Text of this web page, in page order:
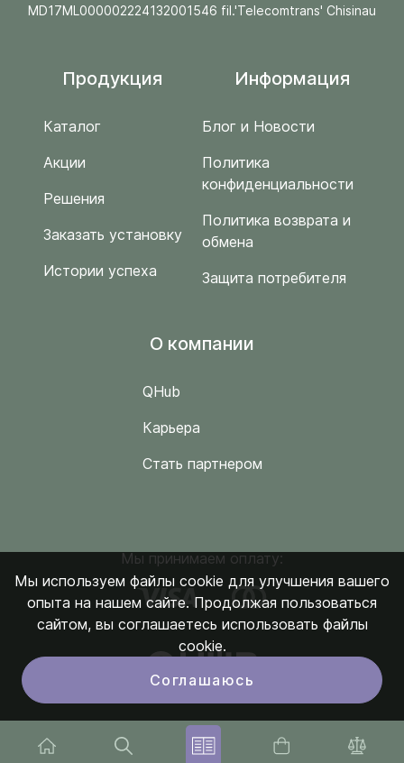
MD17ML000002224132001546 fil.'Telecomtrans' Chisinau
Продукция
Каталог
Акции
Решения
Заказать установку
Истории успеха
Информация
Блог и Новости
Политика
конфиденциальности
Политика возврата и
обмена
Защита потребителя
O компании
QHub
Карьера
Стать партнером
Мы принимаем оплату:
Мы используем файлы cookie для улучшения вашего
опыта на нашем сайте. Продолжая пользоваться
сайтом, вы соглашаетесь использовать файлы
cookie.
Соглашаюсь